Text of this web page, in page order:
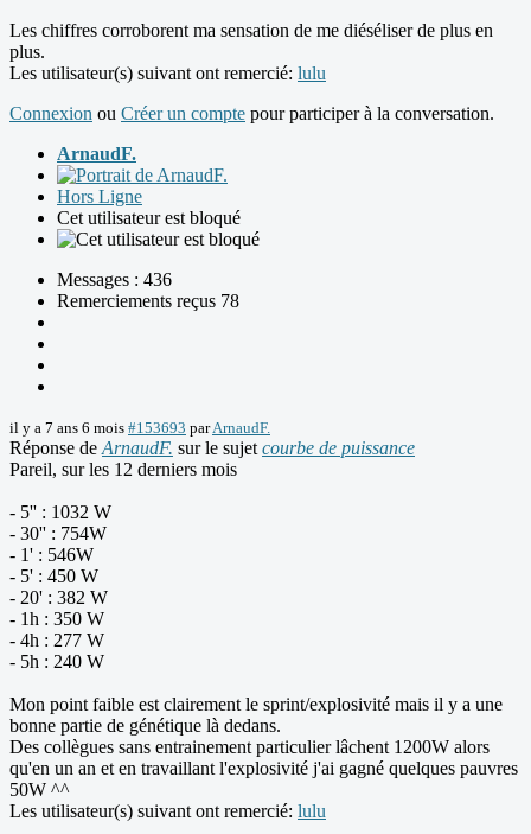
Les chiffres corroborent ma sensation de me diéséliser de plus en
plus.
Les utilisateur(s) suivant ont remercié: lulu
Connexion ou Créer un compte pour participer à la conversation.
ArnaudF.
Hors Ligne
Cet utilisateur est bloqué
Messages : 436
Remerciements reçus 78
il y a 7 ans 6 mois #153693 parArnaudF.
Réponse de ArnaudF. sur le sujet courbe de puissance
Pareil, sur les 12 derniers mois
- 5'' : 1032 W
- 30'' : 754W
- 1' : 546W
- 5' : 450 W
- 20' : 382 W
- 1h : 350 W
- 4h : 277 W
- 5h : 240 W
Mon point faible est clairement le sprint/explosivité mais il y a une
bonne partie de génétique là dedans.
Des collègues sans entrainement particulier lâchent 1200W alors
qu'en un an et en travaillant l'explosivité j'ai gagné quelques pauvres
50W ^^
Les utilisateur(s) suivant ont remercié: lulu